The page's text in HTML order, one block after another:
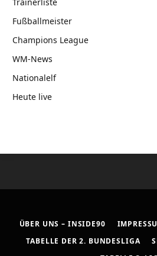
Fußballmeister
Champions League
WM-News
Nationalelf
Heute live
ÜBER UNS – INSIDE90
TABELLE DER 2. BUNDESLIGA